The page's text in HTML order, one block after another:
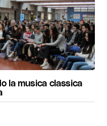
la musica classica